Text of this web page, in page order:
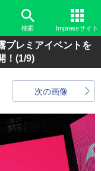
検索 Impressサイト
プレミアイベントを
！ (1/9)
次の画像